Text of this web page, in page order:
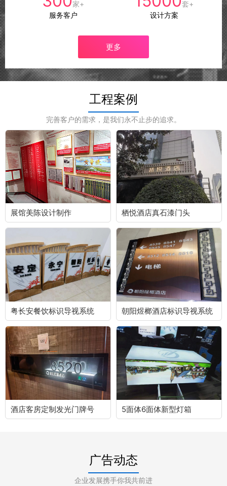
家+
服务客户
套+
设计方案
更多
工程案例
完善客户的需求，是我们永不止步的追求。
展馆美陈设计制作 栖悦酒店真石漆门头
粤长安餐饮标识导视系统 朝阳煜榔酒店标识导视系统
酒店客房定制发光门牌号 5面体6面体新型灯箱
广告动态
企业发展携手你我共前进